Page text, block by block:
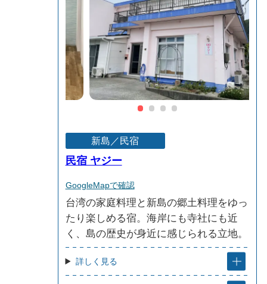
新島／民宿
民宿 ヤジー
GoogleMapで確認
台湾の家庭料理と新島の郷土料理をゆっ
たり楽しめる宿。海岸にも寺社にも近
く、島の歴史が身近に感じられる立地。
詳しく見る